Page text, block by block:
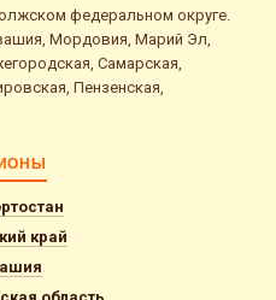
федеральном округе.
Мордовия, Марий Эл,
Самарская,
Пензенская,
край